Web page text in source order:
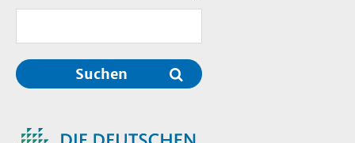
umfassende)
Maßnahmen zur
Bestimmung des Hirntods
Bundesärztekammer und
Suchen